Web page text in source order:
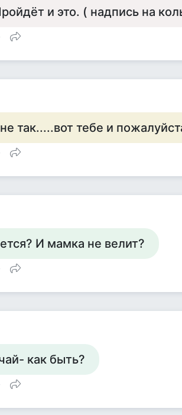
и это. ( надпись на
так.....вот тебе и
И мамка не велит?
как быть?